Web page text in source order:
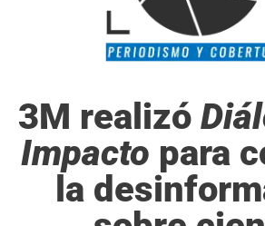
3M realizó
Impacto para
la